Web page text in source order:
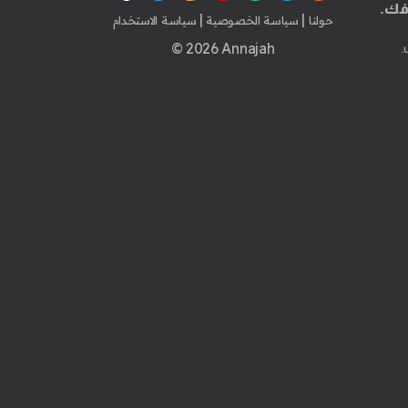
حولنا | سياسة الخصوصية | سياسة الاستخدام
© 2026 Annajah